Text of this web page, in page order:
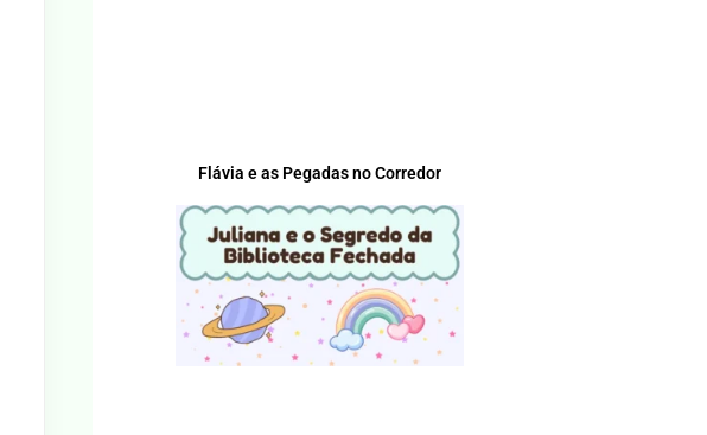
Flávia e as Pegadas no Corredor